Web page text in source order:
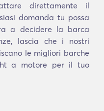
direttamente il
domanda tu possa
a decidere la barca
lascia che i nostri
le migliori barche
a motore per il tuo